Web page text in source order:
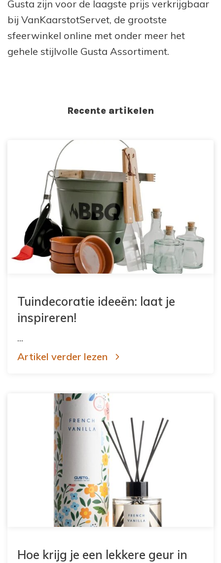
Gusta zijn voor de laagste prijs verkrijgbaar
bij VanKaarstotServet, de grootste
sfeerwinkel online met onder meer het
gehele stijlvolle Gusta Assortiment.
Recente artikelen
Tuindecoratie ideeën: laat je
inspireren!
...
Artikel verder lezen
Hoe krijg je een lekkere geur in